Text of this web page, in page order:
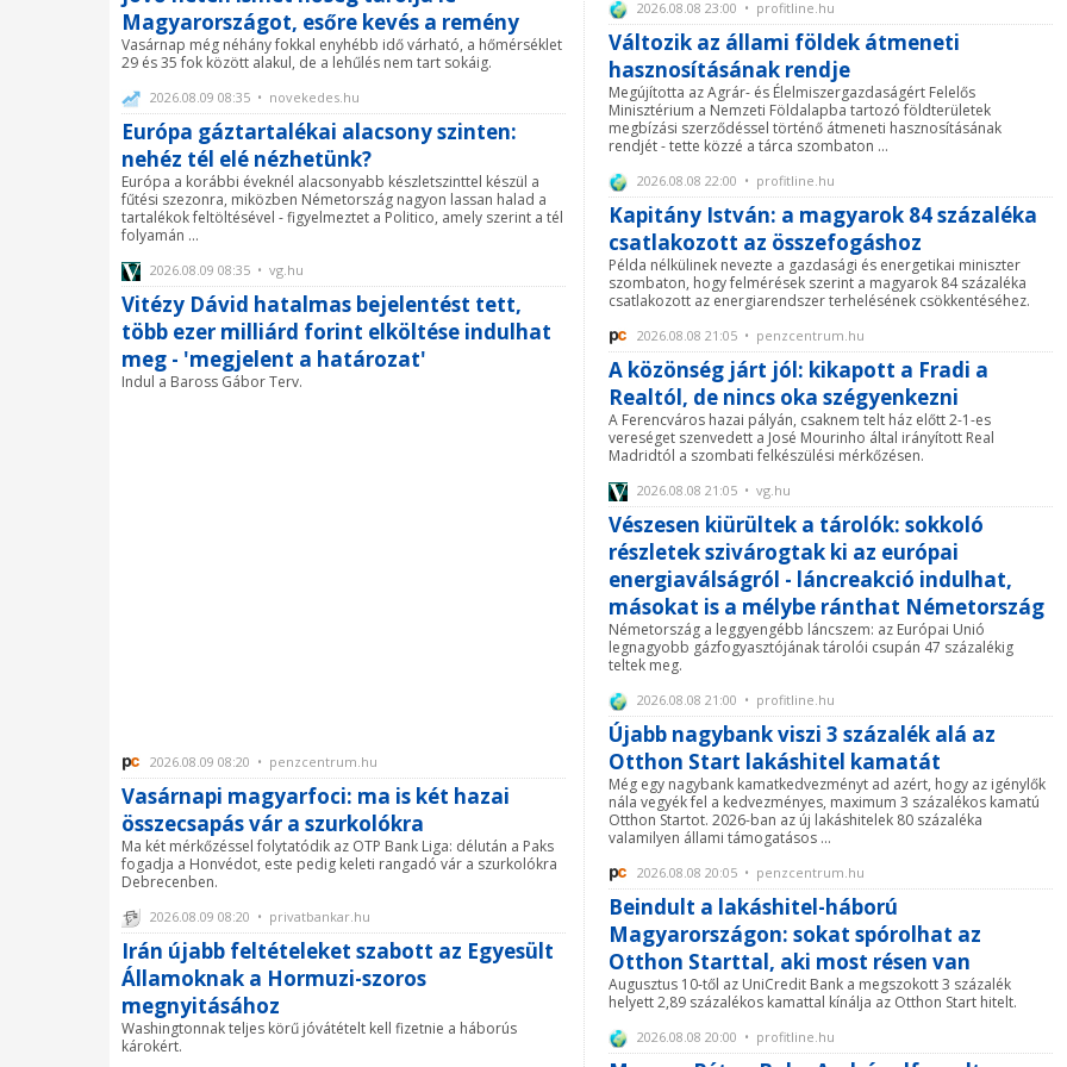
Magyarországot, esőre kevés a remény
Vasárnap még néhány fokkal enyhébb idő várható, a hőmérséklet
29 és 35 fok között alakul, de a lehűlés nem tart sokáig.
2026.08.09 08:35 • novekedes.hu
Európa gáztartalékai alacsony szinten:
nehéz tél elé nézhetünk?
Európa a korábbi éveknél alacsonyabb készletszinttel készül a
fűtési szezonra, miközben Németország nagyon lassan halad a
tartalékok feltöltésével - figyelmeztet a Politico, amely szerint a tél
folyamán ...
2026.08.09 08:35 • vg.hu
Vitézy Dávid hatalmas bejelentést tett,
több ezer milliárd forint elköltése indulhat
meg - 'megjelent a határozat'
Indul a Baross Gábor Terv.
2026.08.09 08:20 • penzcentrum.hu
Vasárnapi magyarfoci: ma is két hazai
összecsapás vár a szurkolókra
Ma két mérkőzéssel folytatódik az OTP Bank Liga: délután a Paks
fogadja a Honvédot, este pedig keleti rangadó vár a szurkolókra
Debrecenben.
2026.08.09 08:20 • privatbankar.hu
Irán újabb feltételeket szabott az Egyesült
Államoknak a Hormuzi-szoros
megnyitásához
Washingtonnak teljes körű jóvátételt kell fizetnie a háborús
károkért.
2026.08.08 23:00 • profitline.hu
Változik az állami földek átmeneti
hasznosításának rendje
Megújította az Agrár- és Élelmiszergazdaságért Felelős
Minisztérium a Nemzeti Földalapba tartozó földterületek
megbízási szerződéssel történő átmeneti hasznosításának
rendjét - tette közzé a tárca szombaton ...
2026.08.08 22:00 • profitline.hu
Kapitány István: a magyarok 84 százaléka
csatlakozott az összefogáshoz
Példa nélkülinek nevezte a gazdasági és energetikai miniszter
szombaton, hogy felmérések szerint a magyarok 84 százaléka
csatlakozott az energiarendszer terhelésének csökkentéséhez.
2026.08.08 21:05 • penzcentrum.hu
A közönség járt jól: kikapott a Fradi a
Realtól, de nincs oka szégyenkezni
A Ferencváros hazai pályán, csaknem telt ház előtt 2-1-es
vereséget szenvedett a José Mourinho által irányított Real
Madridtól a szombati felkészülési mérkőzésen.
2026.08.08 21:05 • vg.hu
Vészesen kiürültek a tárolók: sokkoló
részletek szivárogtak ki az európai
energiaválságról - láncreakció indulhat,
másokat is a mélybe ránthat Németország
Németország a leggyengébb láncszem: az Európai Unió
legnagyobb gázfogyasztójának tárolói csupán 47 százalékig
teltek meg.
2026.08.08 21:00 • profitline.hu
Újabb nagybank viszi 3 százalék alá az
Otthon Start lakáshitel kamatát
Még egy nagybank kamatkedvezményt ad azért, hogy az igénylők
nála vegyék fel a kedvezményes, maximum 3 százalékos kamatú
Otthon Startot. 2026-ban az új lakáshitelek 80 százaléka
valamilyen állami támogatásos ...
2026.08.08 20:05 • penzcentrum.hu
Beindult a lakáshitel-háború
Magyarországon: sokat spórolhat az
Otthon Starttal, aki most résen van
Augusztus 10-től az UniCredit Bank a megszokott 3 százalék
helyett 2,89 százalékos kamattal kínálja az Otthon Start hitelt.
2026.08.08 20:00 • profitline.hu